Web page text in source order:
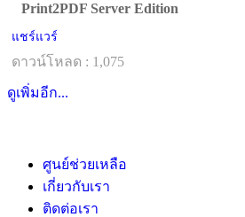
Print2PDF Server Edition
แชร์แวร์
ดาวน์โหลด : 1,075
ดูเพิ่มอีก...
ศูนย์ช่วยเหลือ
เกี่ยวกับเรา
ติดต่อเรา